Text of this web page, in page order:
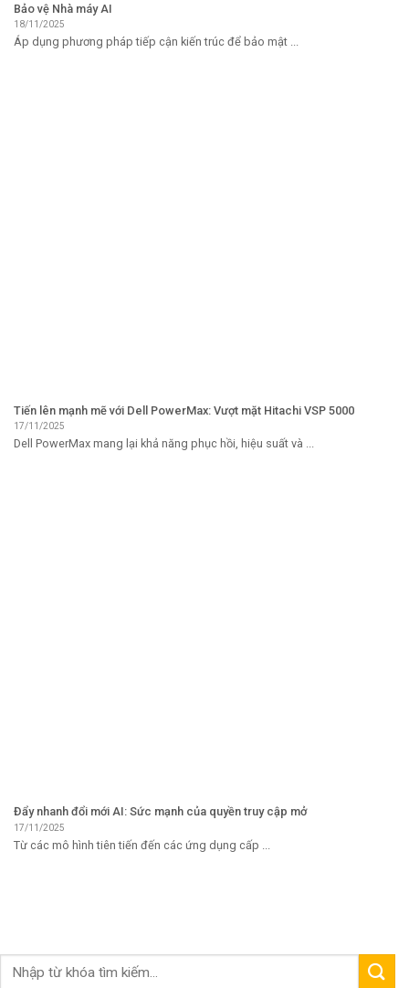
Bảo vệ Nhà máy AI
18/11/2025
Áp dụng phương pháp tiếp cận kiến ​​trúc để bảo mật ...
Tiến lên mạnh mẽ với Dell PowerMax: Vượt mặt Hitachi VSP 5000
17/11/2025
Dell PowerMax mang lại khả năng phục hồi, hiệu suất và ...
Đẩy nhanh đổi mới AI: Sức mạnh của quyền truy cập mở
17/11/2025
Từ các mô hình tiên tiến đến các ứng dụng cấp ...